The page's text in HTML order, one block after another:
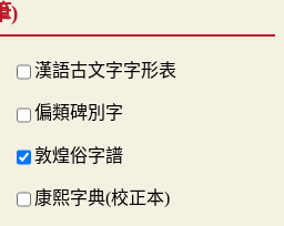
)
漢語古文字字形表
偏類碑別字
敦煌俗字譜
康熙字典(校正本)